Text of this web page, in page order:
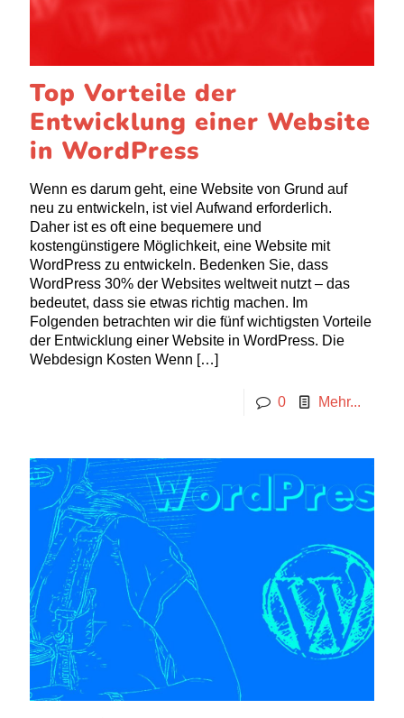
Top Vorteile der
Entwicklung einer Website
in WordPress
Wenn es darum geht, eine Website von Grund auf
neu zu entwickeln, ist viel Aufwand erforderlich.
Daher ist es oft eine bequemere und
kostengünstigere Möglichkeit, eine Website mit
WordPress zu entwickeln. Bedenken Sie, dass
WordPress 30% der Websites weltweit nutzt – das
bedeutet, dass sie etwas richtig machen. Im
Folgenden betrachten wir die fünf wichtigsten Vorteile
der Entwicklung einer Website in WordPress. Die
Webdesign Kosten Wenn […]
0 Mehr...